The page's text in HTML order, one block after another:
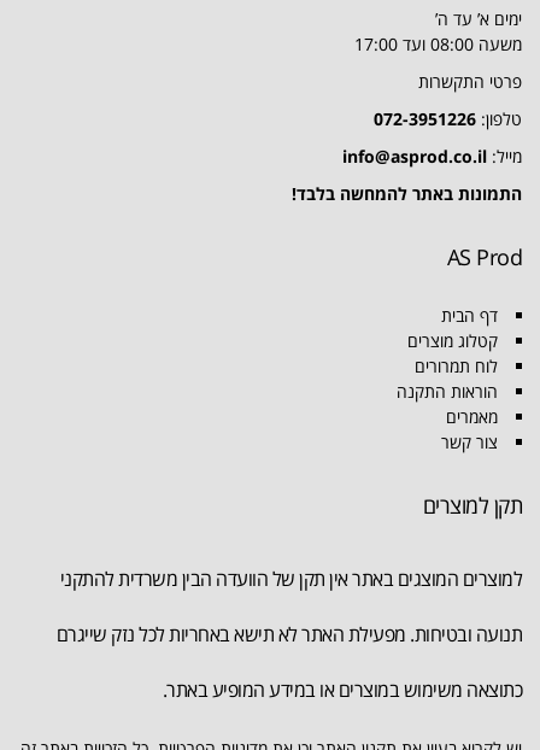
ימים א’ עד ה’
משעה 08:00 ועד 17:00
פרטי התקשרות
טלפון: 072-3951226
מייל: info@asprod.co.il
התמונות באתר להמחשה בלבד!
AS Prod
דף הבית
קטלוג מוצרים
לוח תמרורים
הוראות התקנה
מאמרים
צור קשר
תקן למוצרים
למוצרים המוצגים באתר אין תקן של הוועדה הבין משרדית להתקני
תנועה ובטיחות. מפעילת האתר לא תישא באחריות לכל נזק שייגרם
כתוצאה משימוש במוצרים או במידע המופיע באתר.